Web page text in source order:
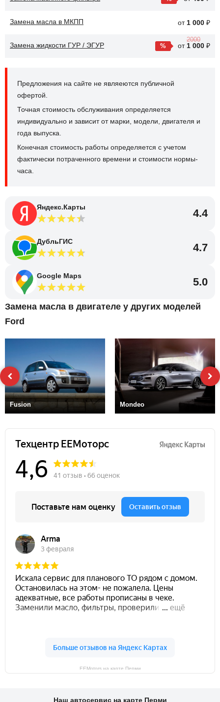
Замена масла в МКПП от 1 000 ₽
Замена жидкости ГУР / ЭГУР от
2000
1 000 ₽
Предложения на сайте не являеются публичной
офертой.
Точная стоимость обслуживания определяется
индивидуально и зависит от марки, модели, двигателя и
года выпуска.
Конечная стоимость работы определяется с учетом
фактически потраченного времени и стоимости нормы-
часа.
Яндекс.Карты 4.4
ДубльГИС 4.7
Google Maps 5.0
Замена масла в двигателе у других моделей
Ford
Fusion Mondeo
EEMotors на карте Перми
Наш автосервис на карте Перми